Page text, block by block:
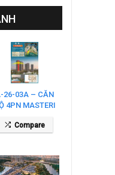
26-03A – CĂN
4PN MASTERI
CENTRAL
– THE GLOBAL
Compare